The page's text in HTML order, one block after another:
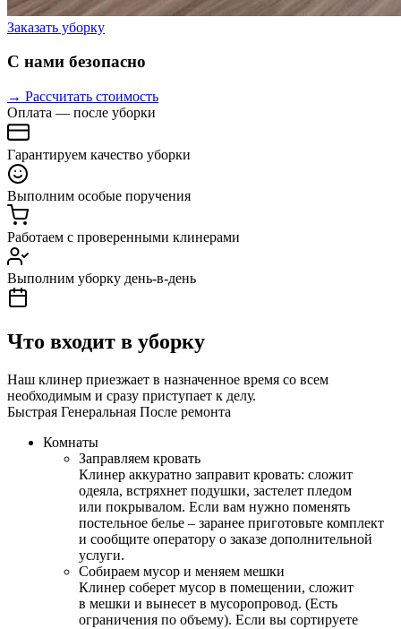
Заказать уборку
С нами безопасно
→ Рассчитать стоимость
Оплата — после уборки
Гарантируем качество уборки
Выполним особые поручения
Работаем с проверенными клинерами
Выполним уборку день-в-день
Что входит в уборку
Наш клинер приезжает в назначенное время со всем
необходимым и сразу приступает к делу.
Быстрая Генеральная После ремонта
Комнаты
Заправляем кровать
Клинер аккуратно заправит кровать: сложит
одеяла, встряхнет подушки, застелет пледом
или покрывалом. Если вам нужно поменять
постельное белье – заранее приготовьте комплект
и сообщите оператору о заказе дополнительной
услуги.
Собираем мусор и меняем мешки
Клинер соберет мусор в помещении, сложит
в мешки и вынесет в мусоропровод. (Есть
ограничения по объему). Если вы сортируете